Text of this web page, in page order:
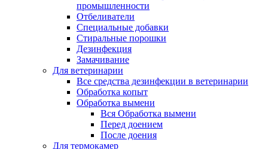
промышленности
Отбеливатели
Специальные добавки
Стиральные порошки
Дезинфекция
Замачивание
Для ветеринарии
Все средства дезинфекции в ветеринарии
Обработка копыт
Обработка вымени
Вся Обработка вымени
Перед доением
После доения
Для термокамер